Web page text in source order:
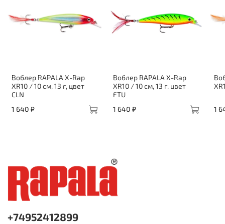
Воблер RAPALA X-Rap
XR10 / 10 см, 13 г, цвет
CLN
1 640 ₽
Воблер RAPALA X-Rap
XR10 / 10 см, 13 г, цвет
FTU
1 640 ₽
1
+74952412899